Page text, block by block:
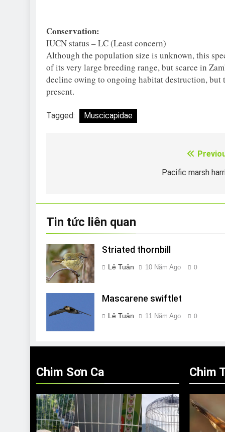
Conservation:
IUCN status – LC (Least concern)
Although the population size is unknown, this
of its very large breeding range, but scarce in
decline owing to ongoing habitat destruction,
present.
Tagged: Muscicapidae
Pacific marsh
Tin tức liên quan
Striated thornbill
Lê Tuân 10 Năm Ago 0
Mascarene swiftlet
Lê Tuân 11 Năm Ago 0
Chim Sơn Ca Chim